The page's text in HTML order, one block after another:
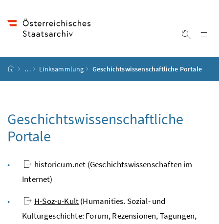
Startseite
… Linksammlung Geschichtswissenschaftliche Portale
Geschichtswissenschaftliche
Portale
historicum.net (Geschichtswissenschaften im
Internet)
H-Soz-u-Kult(Humanities. Sozial- und
Kulturgeschichte: Forum, Rezensionen, Tagungen,